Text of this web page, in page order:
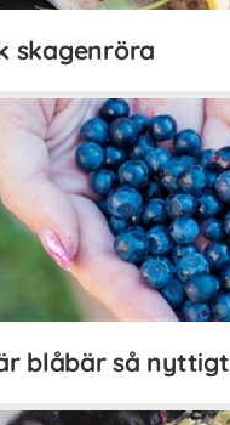
skagenröra
blåbär så nyttigt